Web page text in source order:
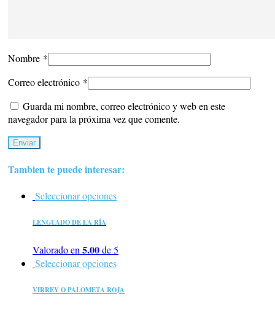
Nombre *
Correo electrónico *
Guarda mi nombre, correo electrónico y web en este
navegador para la próxima vez que comente.
Tambien te puede interesar:
Seleccionar opciones
LENGUADO DE LA RÍA
Valorado en 5.00de 5
Seleccionar opciones
VIRREY O PALOMETA ROJA